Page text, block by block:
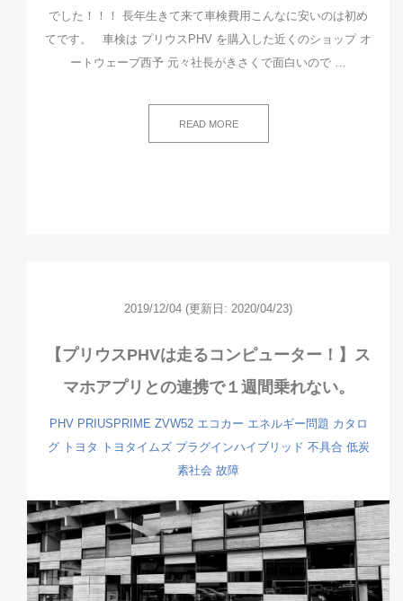
でした！！！ 長年生きて来て車検費用こんなに安いのは初め
てです。 車検は プリウスPHV を購入した近くのショップ オ
ートウェーブ西予 元々社長がきさくで面白いので …
READ MORE
2019/12/04 (更新日: 2020/04/23)
【プリウスPHVは走るコンピューター！】ス
マホアプリとの連携で１週間乗れない。
PHV PRIUSPRIME ZVW52 エコカー エネルギー問題 カタロ
グ トヨタ トヨタイムズ プラグインハイブリッド 不具合 低炭
素社会 故障